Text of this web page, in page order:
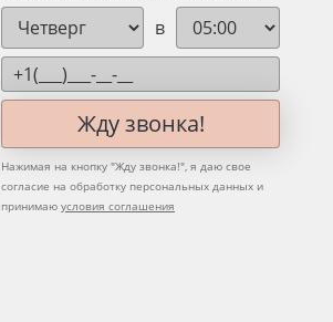
в
Жду звонка!
Нажимая на кнопку "Жду звонка!", я даю свое
согласие на обработку персональных данных и
принимаю условия соглашения